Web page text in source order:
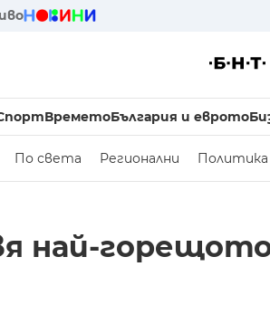
ВреметоБългария и еврото
По света Регионални Политика
най-